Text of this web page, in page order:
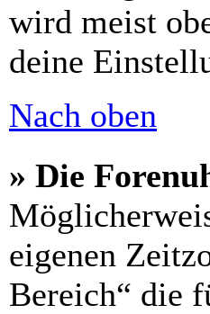
wird meist
deine
Nach oben
» Die
eigenen
Bereich“ die